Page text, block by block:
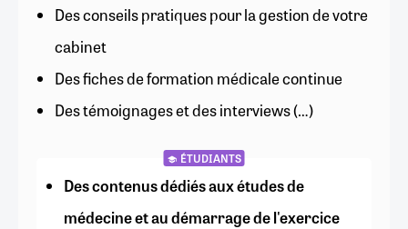
Des conseils pratiques pour la gestion de votre
cabinet
Des fiches de formation médicale continue
Des témoignages et des interviews (…)
ÉTUDIANTS
Des contenus dédiés aux études de
médecine et au démarrage de l'exercice